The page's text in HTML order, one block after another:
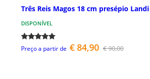
Três Reis Magos 18 cm presépio Landi
DISPONÍVEL
Preço a partir de € 84,90 € 90,00